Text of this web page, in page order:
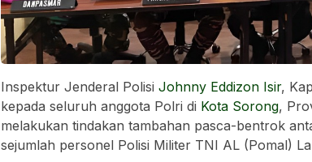
Inspektur Jenderal Polisi Johnny Eddizon Isir,
kepada seluruh anggota Polri di Kota Sorong,
melakukan tindakan tambahan pasca-bentrok
sejumlah personel Polisi Militer TNI AL (Pomal)